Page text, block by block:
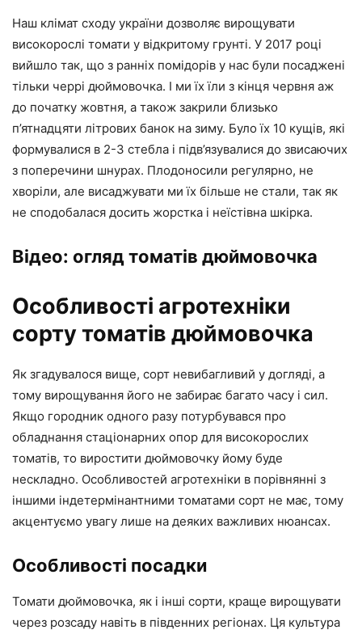
Наш клімат сходу україни дозволяє вирощувати
високорослі томати у відкритому грунті. У 2017 році
вийшло так, що з ранніх помідорів у нас були посаджені
тільки черрі дюймовочка. І ми їх їли з кінця червня аж
до початку жовтня, а також закрили близько
п’ятнадцяти літрових банок на зиму. Було їх 10 кущів, які
формувалися в 2-3 стебла і підв’язувалися до звисаючих
з поперечини шнурах. Плодоносили регулярно, не
хворіли, але висаджувати ми їх більше не стали, так як
не сподобалася досить жорстка і неїстівна шкірка.
Відео: огляд томатів дюймовочка
Особливості агротехніки
сорту томатів дюймовочка
Як згадувалося вище, сорт невибагливий у догляді, а
тому вирощування його не забирає багато часу і сил.
Якщо городник одного разу потурбувався про
обладнання стаціонарних опор для високорослих
томатів, то виростити дюймовочку йому буде
нескладно. Особливостей агротехніки в порівнянні з
іншими індетермінантними томатами сорт не має, тому
акцентуємо увагу лише на деяких важливих нюансах.
Особливості посадки
Томати дюймовочка, як і інші сорти, краще вирощувати
через розсаду навіть в південних регіонах. Ця культура